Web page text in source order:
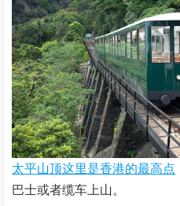
太平山顶这里是香港的最高点
巴士或者缆车上山。